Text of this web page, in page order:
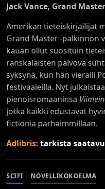
Jack Vance, Grand Master
Amerikan tieteiskirjailijat
Grand Master -palkinnon
kauan ollut suosituin
ranskalaisten palvova
syksynä, kun hän vieraili
festivaaleilla. Nyt
pienoisromaaninsa
jotka kaikki edustavat
fictionia parhaimmillaan.
Adlibris:tarkista
SCIFI NOVELLIKOKOELMA